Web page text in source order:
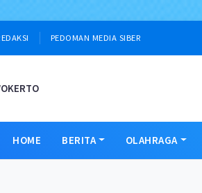
PEDOMAN MEDIA SIBER
HOME BERITA OLAHRAGA